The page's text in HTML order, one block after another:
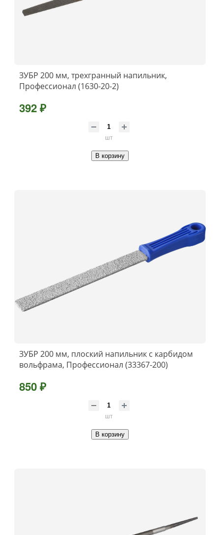
ЗУБР 200 мм, трехгранный напильник,
Профессионал (1630-20-2)
392 ₽
шт
В корзину
ЗУБР 200 мм, плоский напильник с карбидом
вольфрама, Профессионал (33367-200)
850 ₽
шт
В корзину